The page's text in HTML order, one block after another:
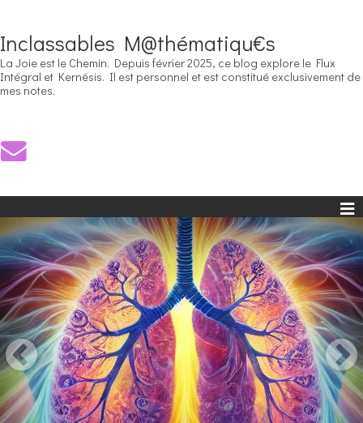
Inclassables M@thématiqu€s
La Joie est le Chemin. Depuis février 2025, ce blog explore le Flux
Intégral et Kernésis. Il est personnel et est constitué exclusivement de
mes notes.